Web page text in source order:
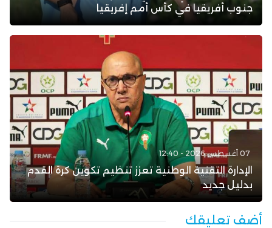
جنوب أفريقيا في كأس أمم إفريقيا
07 أغسطس 2026 - 12:40
الإدارة التقنية الوطنية تعزز تنظيم تكوين كرة القدم
بدليل جديد
أضف تعليقك